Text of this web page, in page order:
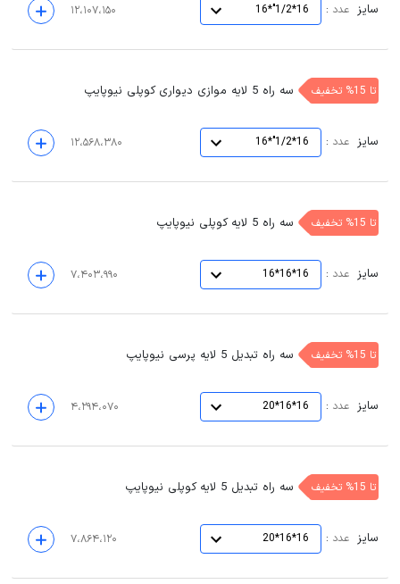
سایز عدد :
16*1/2"*16 ۱۲،۱۰۷،۱۵۰
تا 15% تخفیف سه راه 5 لایه موازی دیواری کوپلی نیوپایپ
سایز عدد :
16*1/2"*16 ۱۲،۵۶۸،۳۸۰
تا 15% تخفیف سه راه 5 لایه کوپلی نیوپایپ
سایز عدد :
16*16*16 ۷،۴۰۳،۹۹۰
تا 15% تخفیف سه راه تبدیل 5 لایه پرسی نیوپایپ
سایز عدد :
16*16*20 ۴،۲۹۴،۰۷۰
تا 15% تخفیف سه راه تبدیل 5 لایه کوپلی نیوپایپ
سایز عدد :
16*16*20 ۷،۸۶۴،۱۲۰